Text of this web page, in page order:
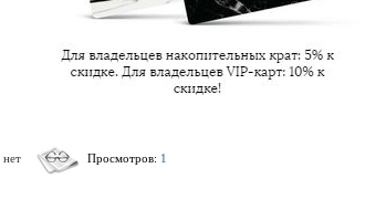
нет Просмотров: 1